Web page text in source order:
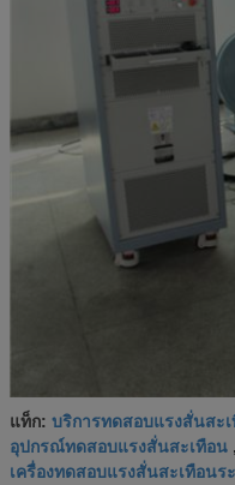
แท็ก: บริการทดสอบแรงสั่นสะ
อุปกรณ์ทดสอบแรงสั่นสะเทือน ,
เครื่องทดสอบแรงสั่นสะเทือน